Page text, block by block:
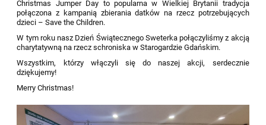
Christmas Jumper Day to popularna w Wielkiej Brytanii tradycja
połączona z kampanią zbierania datków na rzecz potrzebujących
dzieci –Save theChildren.
W tym roku nasz Dzień Świątecznego Sweterka połączyliśmy z akcją
charytatywną na rzecz schroniska w Starogardzie Gdańskim.
Wszystkim, którzy włączyli się do naszej akcji, serdecznie
dziękujemy!
Merry Christmas!